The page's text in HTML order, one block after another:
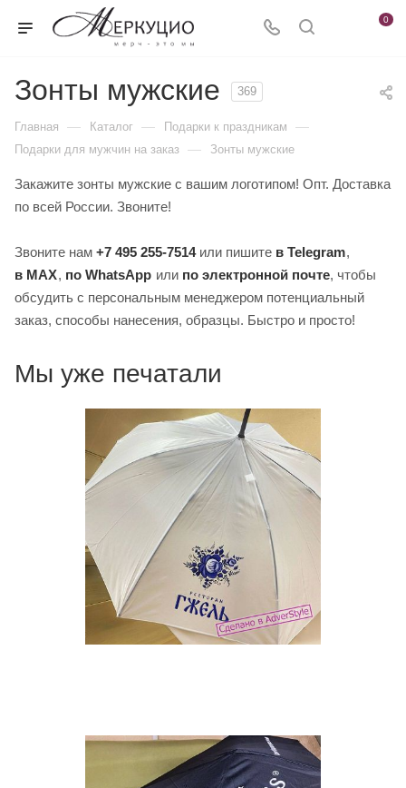
0
Зонты мужские 369
Главная — Каталог — Подарки к праздникам —
Подарки для мужчин на заказ — Зонты мужские
Закажите зонты мужские с вашим логотипом! Опт. Доставка
по всей России. Звоните!
Звоните нам +7 495 255-7514или пишите в Telegram,
в MAX, по WhatsApp или по электронной почте, чтобы
обсудить с персональным менеджером потенциальный
заказ, способы нанесения, образцы. Быстро и просто!
Мы уже печатали